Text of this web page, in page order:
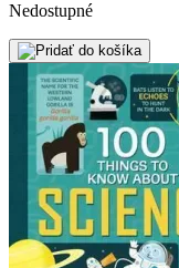
Nedostupné